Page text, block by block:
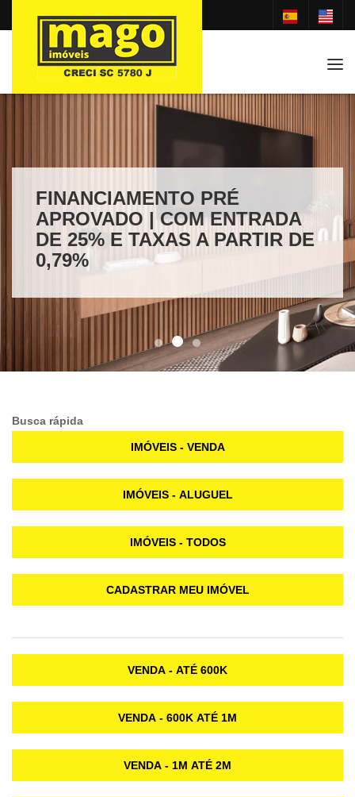
FINANCIAMENTO PRÉ
APROVADO | COM ENTRADA
DE 25% E TAXAS A PARTIR DE
0,79%
Busca rápida
IMÓVEIS - VENDA
IMÓVEIS - ALUGUEL
IMÓVEIS - TODOS
CADASTRAR MEU IMÓVEL
VENDA - ATÉ 600K
VENDA - 600K ATÉ 1M
VENDA - 1M ATÉ 2M